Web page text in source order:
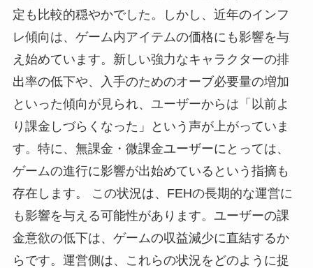
定も比較的穏やかでした。しかし、近年のインフ
レ傾向は、ゲーム内アイテムの価格にも影響を与
え始めています。新しい強力なキャラクターの排
出率の低下や、入手のためのオーブ必要量の増加
といった傾向が見られ、ユーザーからは「以前よ
り課金しづらくなった」という声が上がっていま
す。特に、無課金・微課金ユーザーにとっては、
ゲームの進行に影響が出始めているという指摘も
存在します。 この状況は、FEHの長期的な運営に
も影響を与える可能性があります。ユーザーの課
金意欲の低下は、ゲームの収益減少に直結するか
らです。運営側は、これらの状況をどのように捉